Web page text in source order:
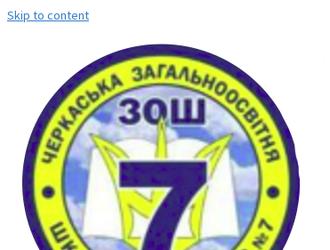
Skip to content